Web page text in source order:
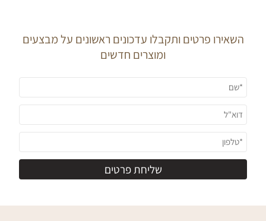
השאירו פרטים ותקבלו עדכונים ראשונים על מבצעים
ומוצרים חדשים